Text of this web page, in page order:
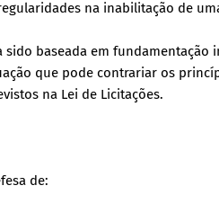
na inabilitação de
baseada em
que pode contrariar os
na Lei de Licitações.
de: